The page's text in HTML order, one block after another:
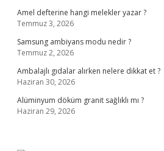
Amel defterine hangi melekler yazar ?
Temmuz 3, 2026
Samsung ambiyans modu nedir ?
Temmuz 2, 2026
Ambalajlı gıdalar alırken nelere dikkat et ?
Haziran 30, 2026
Alüminyum döküm granit sağlıklı mı ?
Haziran 29, 2026